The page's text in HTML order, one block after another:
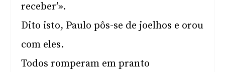
receber’».
Dito isto, Paulo pôs-se de joelhos e orou
com eles.
Todos romperam em pranto